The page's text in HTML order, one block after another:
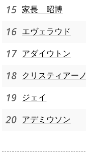
15 家長 昭博
16 エヴェラウド
17 アダイウトン
18 クリスティアーノ
19 ジェイ
20 アデミウソン